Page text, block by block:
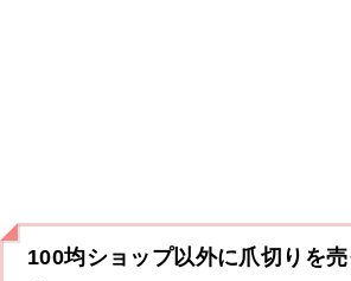
100均ショップ以外に爪切りを